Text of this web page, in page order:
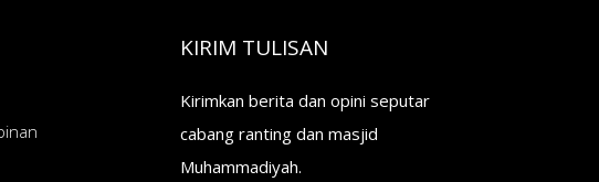
KIRIM TULISAN
Kirimkan berita dan opini seputar
cabang ranting dan masjid
Muhammadiyah.